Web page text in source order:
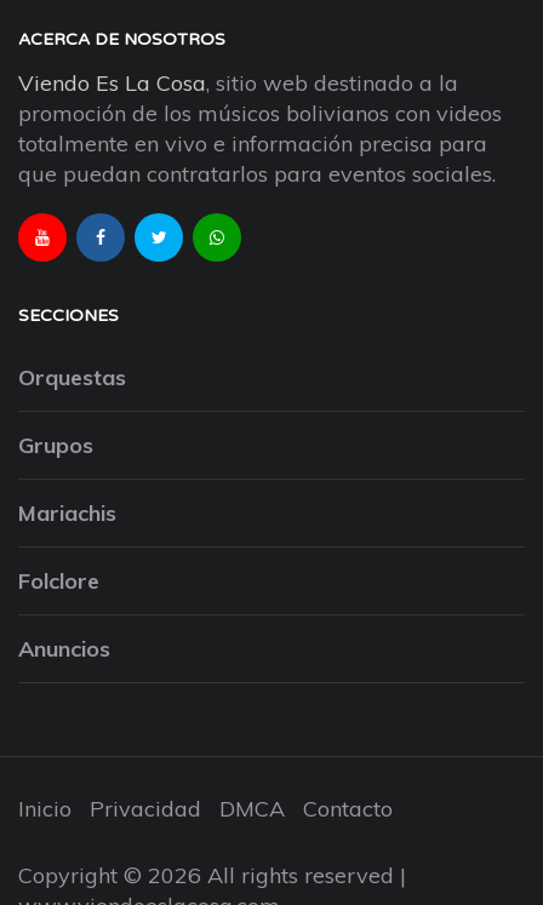
ACERCA DE NOSOTROS
Viendo Es La Cosa, sitio web destinado a la
promoción de los músicos bolivianos con videos
totalmente en vivo e información precisa para
que puedan contratarlos para eventos sociales.
SECCIONES
Orquestas
Grupos
Mariachis
Folclore
Anuncios
Inicio Privacidad DMCA Contacto
Copyright © 2026 All rights reserved |